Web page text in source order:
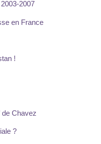
2007
en France
!
de Chavez
?